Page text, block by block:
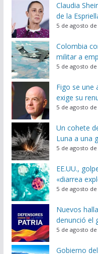
Claudia
de la
5 de agosto
Colombia
militar a
5 de agosto
Figo se une
exige su
5 de agosto
Un cohete
Luna a una
5 de agosto
EE.UU.,
«diarrea
5 de agosto
Nuevos
denunció el
5 de agosto
Gobierno